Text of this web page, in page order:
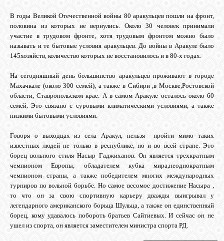
ВХОД
RSS
VK
GOOGLE+
TWITTER
В годы Великой Отечественной войны 80 аракульцев пошли на фронт,
половина из которых не вернулись. Около 30 человек принимали
участие в трудовом фронте, хотя трудовым фронтом можно было
называть и те бытовые условия аракульцев. До войны в Аракуле было
145хозяйств, количество которых не восстановилось и в 80-х годах.
На сегодняшный день большинство аракульцев проживают в городе
Махачкале (около 300 семей), а также в Сибири ,в Москве,Ростовской
области, Ставропольском крае. А в самом Аракуле осталось около 60
семей. Это связано с суровыми климатическими условиями, а также
низкими бытовыми условиями.
Говоря о выходцах из села Аракул, нельзя пройти мимо таких
известных людей не только в республике, но и во всей стране. Это
борец вольного стиля Насыр Гаджиханов. Он является трехкратным
чемпионом Европы, обладателем кубка мира,неоднократным
чемпионом страны, а также победителем многих международных
турниров по вольной борьбе. Но самое весомое достижение Насыра ,
то что он за свою спортивную карьеру дважды выигрывал у
легендарного американского борьца Шульца, а также он единственный
борец, кому удавалось побороть братьев Сайтиевых. И сейчас он не
ушел из спорта, он является заместителем министра спорта РД.